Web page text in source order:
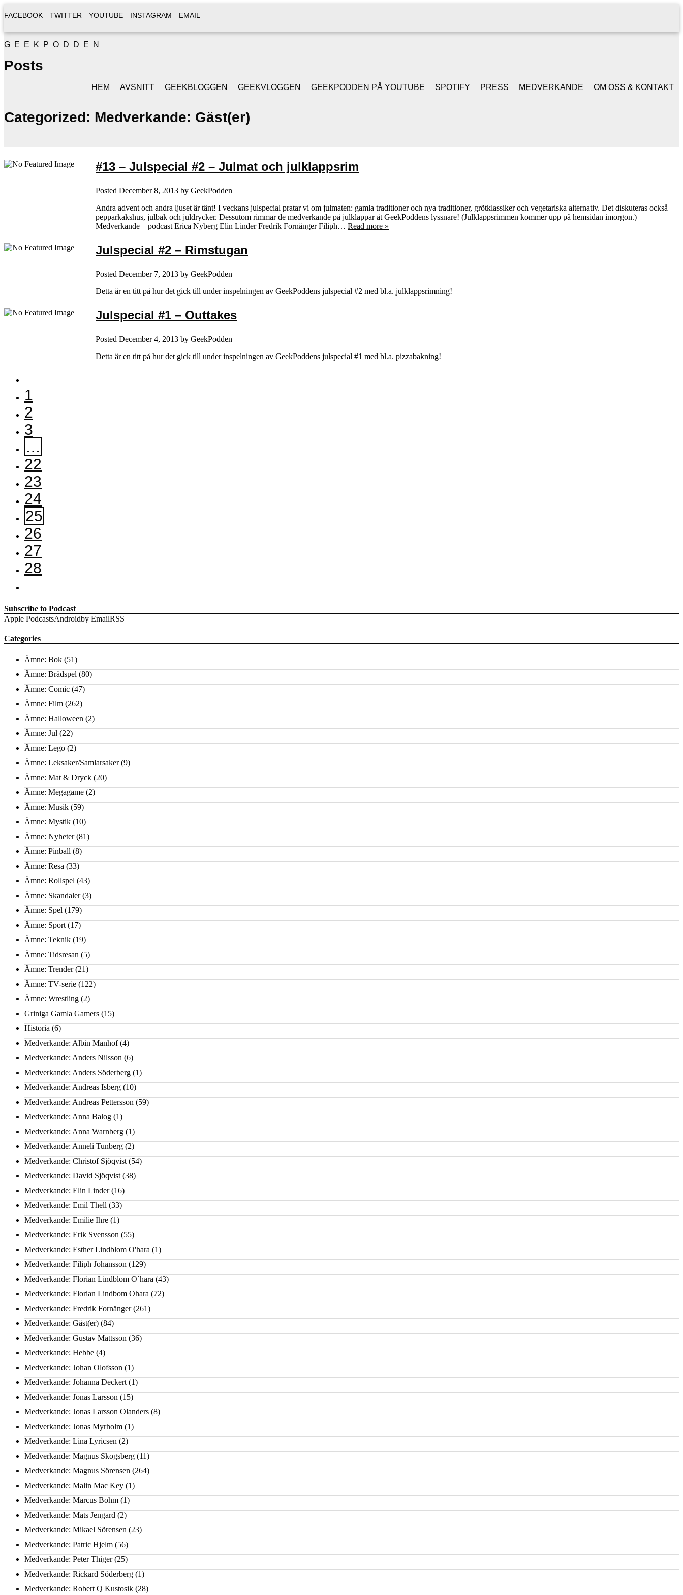
FACEBOOK TWITTER YOUTUBE INSTAGRAM EMAIL
GEEKPODDEN
HEM AVSNITT GEEKBLOGGEN GEEKVLOGGEN GEEKPODDEN PÅ YOUTUBE
& FILIPH
JULSPECIALER 2013
SPOTIFY PRESS MEDVERKANDE OM OSS & KONTAKT
Posts
Categorized: Medverkande: Gäst(er)
#13 – Julspecial #2 – Julmat och julklappsrim
Posted December 8, 2013 by GeekPodden
Andra advent och andra ljuset är tänt! I veckans julspecial pratar vi om julmaten: gamla traditioner och nya traditioner, grötklassiker och vegetariska alternativ. Det diskuteras också
pepparkakshus, julbak och juldrycker. Dessutom rimmar de medverkande på julklappar åt GeekPoddens lyssnare! (Julklappsrimmen kommer upp på hemsidan imorgon.)
Medverkande – podcast Erica Nyberg Elin Linder Fredrik Fornänger Filiph… Read more »
Julspecial #2 – Rimstugan
Posted December 7, 2013 by GeekPodden
Detta är en titt på hur det gick till under inspelningen av GeekPoddens julspecial #2 med bl.a. julklappsrimning!
Julspecial #1 – Outtakes
Posted December 4, 2013 by GeekPodden
Detta är en titt på hur det gick till under inspelningen av GeekPoddens julspecial #1 med bl.a. pizzabakning!
1
2
3
…
22
23
24
25
26
27
28
Subscribe to Podcast
Apple PodcastsAndroidby EmailRSS
Categories
Ämne: Bok (51)
Ämne: Brädspel (80)
Ämne: Comic (47)
Ämne: Film (262)
Ämne: Halloween (2)
Ämne: Jul (22)
Ämne: Lego (2)
Ämne: Leksaker/Samlarsaker(9)
Ämne: Mat & Dryck (20)
Ämne: Megagame (2)
Ämne: Musik (59)
Ämne: Mystik (10)
Ämne: Nyheter(81)
Ämne: Pinball (8)
Ämne: Resa (33)
Ämne: Rollspel (43)
Ämne: Skandaler(3)
Ämne: Spel (179)
Ämne: Sport (17)
Ämne: Teknik (19)
Ämne: Tidsresan (5)
Ämne: Trender(21)
Ämne: TV-serie (122)
Ämne: Wrestling (2)
Griniga Gamla Gamers (15)
Historia (6)
Medverkande: Albin Manhof(4)
Medverkande: Anders Nilsson (6)
Medverkande: Anders Söderberg (1)
Medverkande: Andreas Isberg (10)
Medverkande: Andreas Pettersson (59)
Medverkande: Anna Balog (1)
Medverkande: Anna Warnberg (1)
Medverkande: Anneli Tunberg (2)
Medverkande: Christof Sjöqvist (54)
Medverkande: David Sjöqvist (38)
Medverkande: Elin Linder(16)
Medverkande: Emil Thell (33)
Medverkande: Emilie Ihre (1)
Medverkande: Erik Svensson (55)
Medverkande: Esther Lindblom O'hara (1)
Medverkande: Filiph Johansson (129)
Medverkande: Florian Lindblom O´hara (43)
Medverkande: Florian Lindbom Ohara (72)
Medverkande: Fredrik Fornänger(261)
Medverkande: Gäst(er) (84)
Medverkande: Gustav Mattsson (36)
Medverkande: Hebbe (4)
Medverkande: Johan Olofsson (1)
Medverkande: Johanna Deckert (1)
Medverkande: Jonas Larsson (15)
Medverkande: Jonas Larsson Olanders (8)
Medverkande: Jonas Myrholm (1)
Medverkande: Lina Lyricsen (2)
Medverkande: Magnus Skogsberg (11)
Medverkande: Magnus Sörensen (264)
Medverkande: Malin Mac Key (1)
Medverkande: Marcus Bohm (1)
Medverkande: Mats Jengard (2)
Medverkande: Mikael Sörensen (23)
Medverkande: Patric Hjelm (56)
Medverkande: Peter Thiger(25)
Medverkande: Rickard Söderberg (1)
Medverkande: Robert Q Kustosik (28)